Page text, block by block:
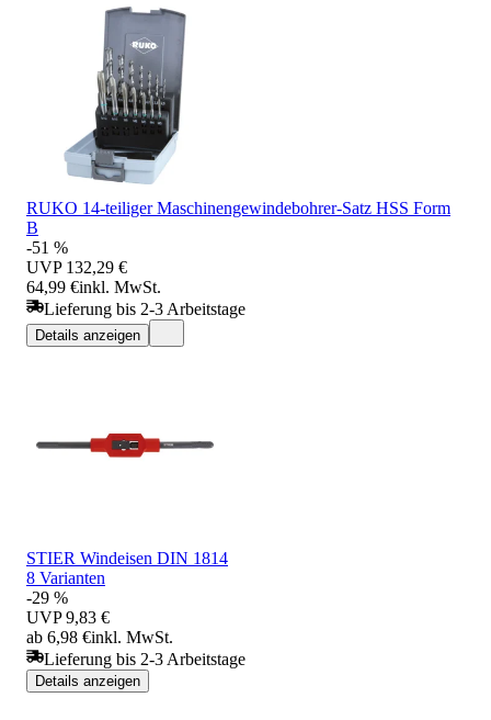
RUKO 14-teiliger Maschinengewindebohrer-Satz HSS Form
B
-51 %
UVP 132,29 €
64,99 €inkl. MwSt.
Lieferung bis 2-3 Arbeitstage
Details anzeigen
STIER Windeisen DIN 1814
8 Varianten
-29 %
UVP 9,83 €
ab 6,98 €inkl. MwSt.
Lieferung bis 2-3 Arbeitstage
Details anzeigen